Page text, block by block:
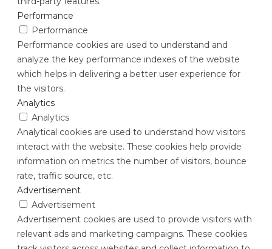
Performance
Performance
Performance cookies are used to understand and
analyze the key performance indexes of the website
which helps in delivering a better user experience for
the visitors.
Analytics
Analytics
Analytical cookies are used to understand how visitors
interact with the website. These cookies help provide
information on metrics the number of visitors, bounce
rate, traffic source, etc.
Advertisement
Advertisement
Advertisement cookies are used to provide visitors with
relevant ads and marketing campaigns. These cookies